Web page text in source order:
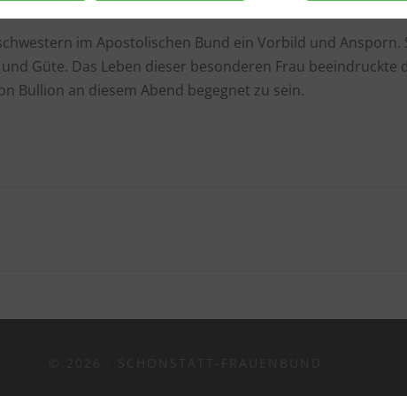
im Apostolischen Bund ein Vorbild und
Güte. Das Leben dieser besonderen Frau beeindruckte
Bullion an diesem Abend begegnet zu sein.